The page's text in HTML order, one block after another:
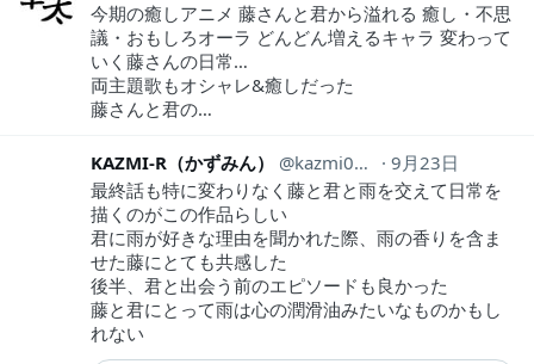
今期の癒しアニメ 藤さんと君から溢れる 癒し・不思
議・おもしろオーラ どんどん増えるキャラ 変わって
いく藤さんの日常…
両主題歌もオシャレ&癒しだった
藤さんと君の…
KAZMI-R（かずみん） kazmi0514
9月23日
最終話も特に変わりなく藤と君と雨を交えて日常を
描くのがこの作品らしい
君に雨が好きな理由を聞かれた際、雨の香りを含ま
せた藤にとても共感した
後半、君と出会う前のエピソードも良かった
藤と君にとって雨は心の潤滑油みたいなものかもし
れない